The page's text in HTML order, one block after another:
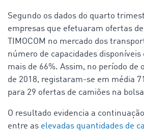
Segundo os dados do quarto
empresas que efetuaram ofertas
TIMOCOM no mercado dos
número de capacidades disponíveis
mais de 66%. Assim, no período de
de 2018, registaram-se em média
para 29 ofertas de camiões na
O resultado evidencia a
entre as elevadas quantidades de